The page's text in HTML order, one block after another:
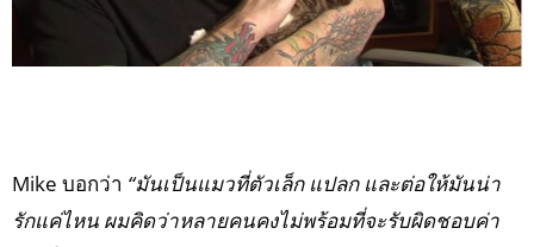
Mike บอกว่า “มันเป็นแมวที่ตัวเล็ก แปลก และต่อให้มันน่า
รักแค่ไหน ผมคิดว่าหลายคนคงไม่พร้อมที่จะรับผิดชอบค่า